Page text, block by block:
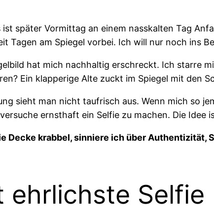
ist später Vormittag an einem nasskalten Tag
Tagen am Spiegel vorbei. Ich will nur noch ins
hat mich nachhaltig erschreckt. Ich starre
Ein klapperige Alte zuckt im Spiegel mit den
sieht man nicht taufrisch aus. Wenn mich so
ernsthaft ein Selfie zu machen. Die
Decke krabbel, sinniere ich über Authentizität,
ehrlichste Selfie